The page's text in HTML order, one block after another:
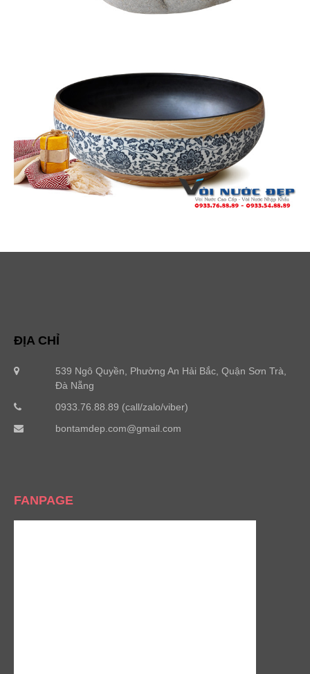
ĐỊA CHỈ
539 Ngô Quyền, Phường An Hải Bắc, Quận Sơn Trà,
Đà Nẵng
0933.76.88.89 (call/zalo/viber)
bontamdep.com@gmail.com
FANPAGE